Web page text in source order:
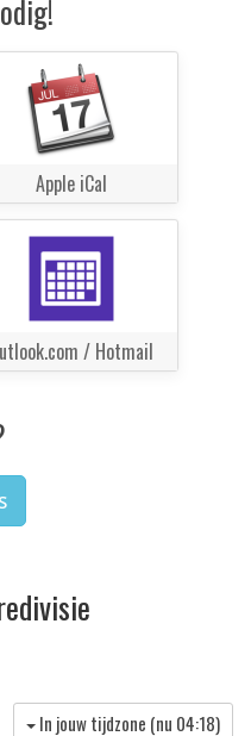
Apple iCal
/ Hotmail
In jouw tijdzone (nu 04:18)